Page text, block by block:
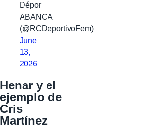
Dépor
ABANCA
(@RCDeportivoFem)
June
13,
2026
Henar y el
ejemplo de
Cris
Martínez